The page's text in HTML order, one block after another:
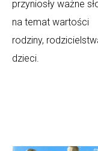
przyniosły ważne
na temat wartości
rodziny,
dzieci.